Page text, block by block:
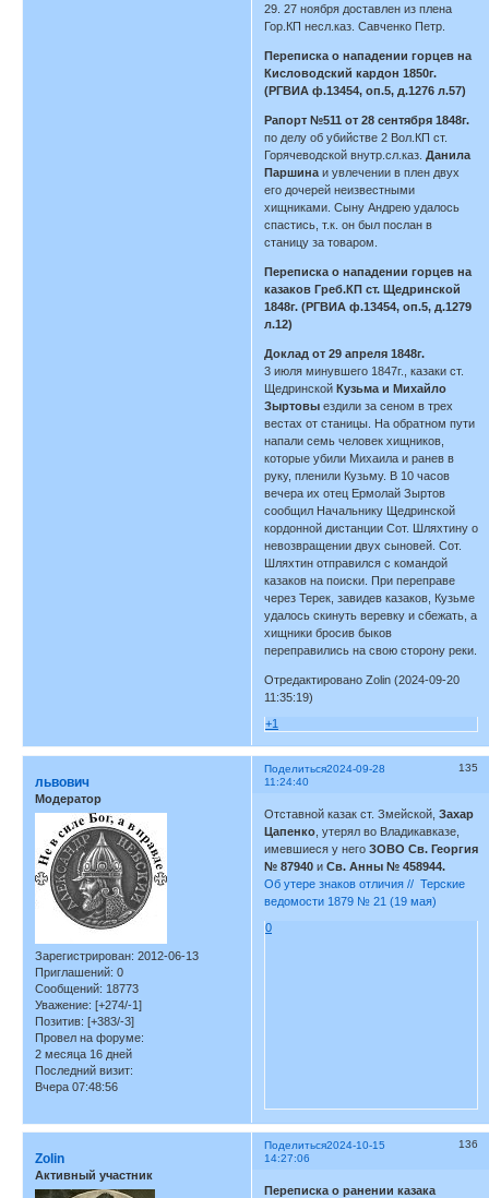
29. 27 ноября доставлен из плена
Гор.КП несл.каз. Савченко Петр.
Переписка о нападении горцев на
Кисловодский кардон 1850г.
(РГВИА ф.13454, оп.5, д.1276 л.57)
Рапорт №511 от 28 сентября 1848г.
по делу об убийстве 2 Вол.КП ст.
Горячеводской внутр.сл.каз.Данила
Паршина и увлечении в плен двух
его дочерей неизвестными
хищниками. Сыну Андрею удалось
спастись, т.к. он был послан в
станицу за товаром.
Переписка о нападении горцев на
казаков Греб.КП ст. Щедринской
1848г. (РГВИА ф.13454, оп.5, д.1279
л.12)
Доклад от 29 апреля 1848г.
3 июля минувшего 1847г., казаки ст.
Щедринской Кузьма и Михайло
Зыртовы ездили за сеном в трех
вестах от станицы. На обратном пути
напали семь человек хищников,
которые убили Михаила и ранев в
руку, пленили Кузьму. В 10 часов
вечера их отец Ермолай Зыртов
сообщил Начальнику Щедринской
кордонной дистанции Сот. Шляхтину о
невозвращении двух сыновей. Сот.
Шляхтин отправился с командой
казаков на поиски. При переправе
через Терек, завидев казаков, Кузьме
удалось скинуть веревку и сбежать, а
хищники бросив быков
переправились на свою сторону реки.
Отредактировано Zolin (2024-09-20
11:35:19)
+1
Поделиться 135
2024-09-28
11:24:40
львович
Модератор
Зарегистрирован: 2012-06-13
Приглашений: 0
Сообщений: 18773
Уважение: [+274/-1]
Позитив: [+383/-3]
Провел на форуме:
2 месяца 16 дней
Последний визит:
Вчера 07:48:56
Отставной казак ст. Змейской,Захар
Цапенко , утерял во Владикавказе,
имевшиеся у негоЗОВО Св. Георгия
№ 87940 иСв. Анны № 458944.
Об утере знаков отличия // Терские
ведомости 1879 № 21 (19 мая)
0
Поделиться 136
2024-10-15
14:27:06
Zolin
Активный участник
Переписка о ранении казака